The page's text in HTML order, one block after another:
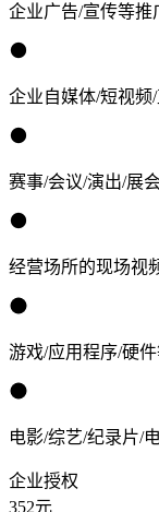
企业广告/宣传等推
企业自媒体/短视频
赛事/会议/演出/展
经营场所的现场视
游戏/应用程序/硬
电影/综艺/纪录片/
企业授权
352元